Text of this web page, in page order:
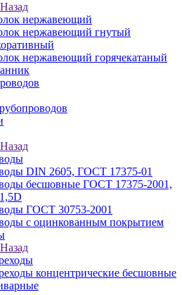
Назад
нержавеющий
нержавеющий гнутый
нержавеющий горячекатаный
Назад
DIN 2605, ГОСТ 17375-01
бесшовные ГОСТ 17375-2001,
ГОСТ 30753-2001
с оцинкованным покрытием
Назад
концентрические бесшовные